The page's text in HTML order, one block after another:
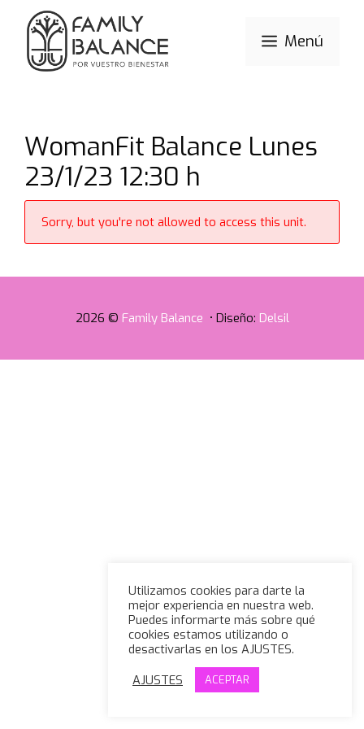
Saltar
contenido
Menú
WomanFit Balance Lunes
23/1/23 12:30 h
Sorry, but you're not allowed to access this unit.
2026 © Family Balance • Diseño: Delsil
Utilizamos cookies para darte la
mejor experiencia en nuestra web.
Puedes informarte más sobre qué
cookies estamos utilizando o
desactivarlas en los AJUSTES.
AJUSTES
ACEPTAR